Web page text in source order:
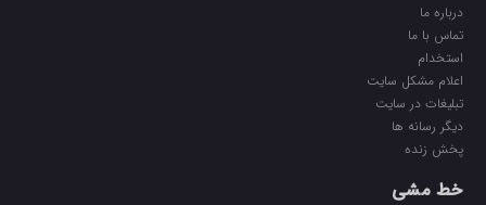
درباره ما
تماس با ما
استخدام
اعلام مشکل سایت
تبلیغات در سایت
ديگر رسانه ها
پخش زنده
خط مشی